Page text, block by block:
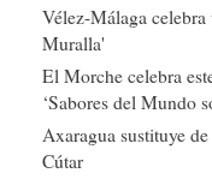
Vélez-Málaga celebra
Muralla'
El Morche celebra
‘Sabores del Mundo
Axaragua sustituye
Cútar